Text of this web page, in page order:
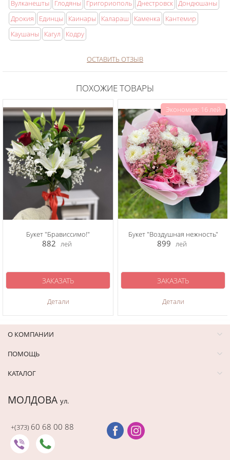
Вулканешты
Глодяны Григориополь Днестровск Дондюшаны
Дрокия
Единцы Каинары Калараш Каменка
Кантемир
Каушаны
Кагул Кодру
ОСТАВИТЬ ОТЗЫВ
ПОХОЖИЕ ТОВАРЫ
Букет "Брависсимо!"
882 лей
Детали
ЗАКАЗАТЬ
Экономия: 16 лей
Букет "Воздушная нежность"
899 лей
Детали
ЗАКАЗАТЬ
О КОМПАНИИ
ПОМОЩЬ
КАТАЛОГ
МОЛДОВА ул.
+(373) 60 68 00 88